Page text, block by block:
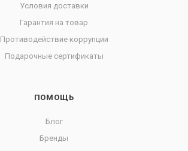
Условия доставки
Гарантия на товар
Противодействие коррупции
Подарочные сертификаты
ПОМОЩЬ
Блог
Бренды